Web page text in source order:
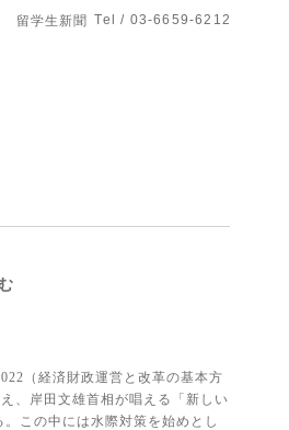
留学生新聞 Tel / 03-6659-6212
（経済財政運営と改革の基本方
、岸田文雄首相が唱える「新しい
この中には水際対策を始めとし